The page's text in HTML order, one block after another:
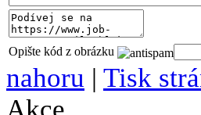
Opište kód z obrázku
nahoru | Tisk